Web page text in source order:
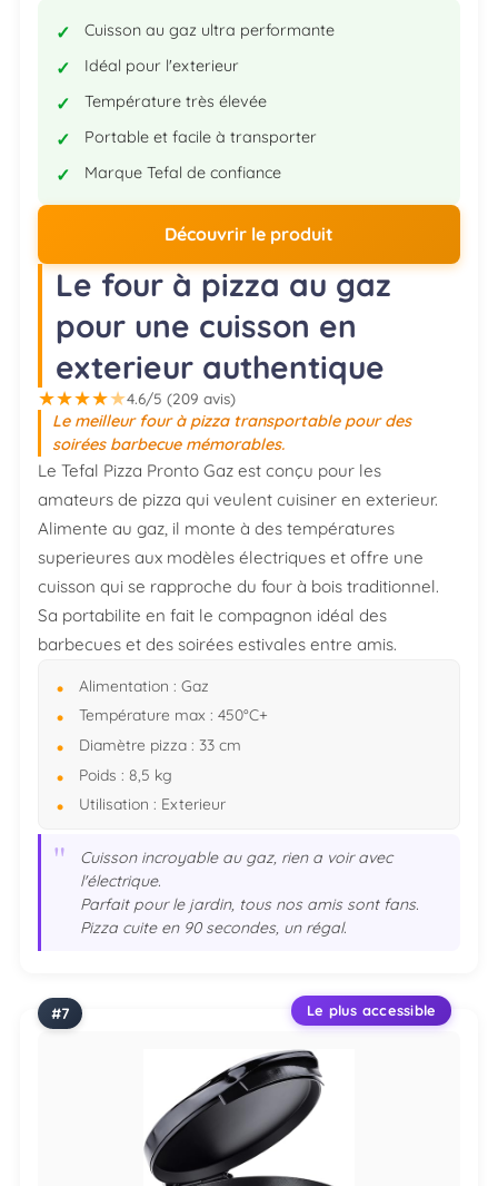
Cuisson au gaz ultra performante
Idéal pour l'exterieur
Température très élevée
Portable et facile à transporter
Marque Tefal de confiance
Découvrir le produit
Le four à pizza au gaz
pour une cuisson en
exterieur authentique
★★★★★4.6/5 (209 avis)
Le meilleur four à pizza transportable pour des
soirées barbecue mémorables.
Le Tefal Pizza Pronto Gaz est conçu pour les
amateurs de pizza qui veulent cuisiner en exterieur.
Alimente au gaz, il monte à des températures
superieures aux modèles électriques et offre une
cuisson qui se rapproche du four à bois traditionnel.
Sa portabilite en fait le compagnon idéal des
barbecues et des soirées estivales entre amis.
Alimentation : Gaz
Température max : 450°C+
Diamètre pizza : 33 cm
Poids : 8,5 kg
Utilisation : Exterieur
"
Cuisson incroyable au gaz, rien a voir avec
l'électrique.
Parfait pour le jardin, tous nos amis sont fans.
Pizza cuite en 90 secondes, un régal.
Le plus accessible